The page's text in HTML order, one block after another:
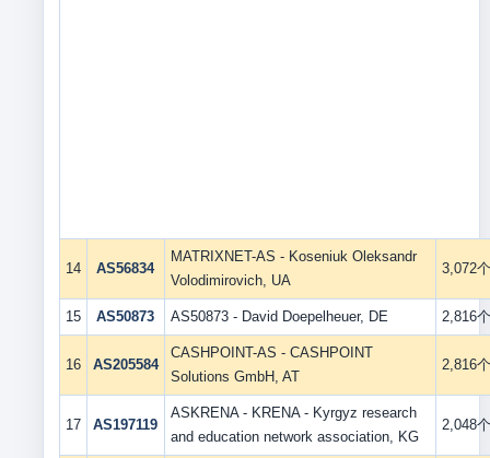
14 AS56834
MATRIXNET-AS - Koseniuk Oleksandr
Volodimirovich, UA
3,072
15 AS50873 AS50873 - David Doepelheuer, DE 2,816
16 AS205584
CASHPOINT-AS - CASHPOINT
Solutions GmbH, AT
2,816
17 AS197119
ASKRENA - KRENA - Kyrgyz research
and education network association, KG
2,048